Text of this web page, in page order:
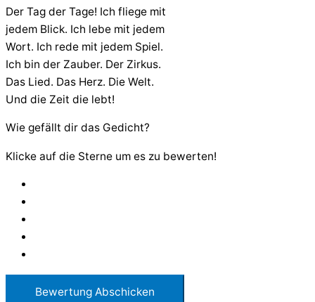
Der Tag der Tage! Ich fliege mit
jedem Blick. Ich lebe mit jedem
Wort. Ich rede mit jedem Spiel.
Ich bin der Zauber. Der Zirkus.
Das Lied. Das Herz. Die Welt.
Und die Zeit die lebt!
Wie gefällt dir das Gedicht?
Klicke auf die Sterne um es zu bewerten!
Bewertung Abschicken